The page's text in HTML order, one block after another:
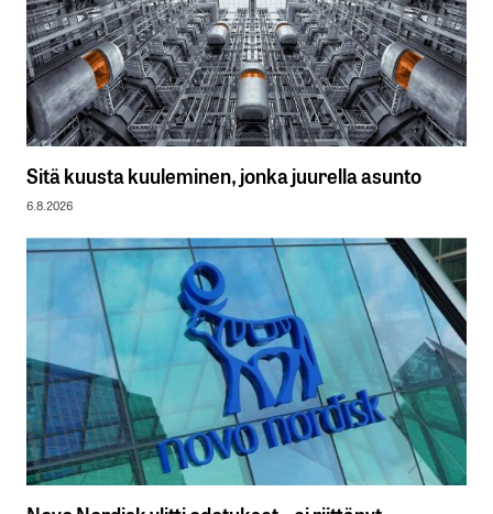
Sitä kuusta kuuleminen, jonka juurella asunto
6.8.2026